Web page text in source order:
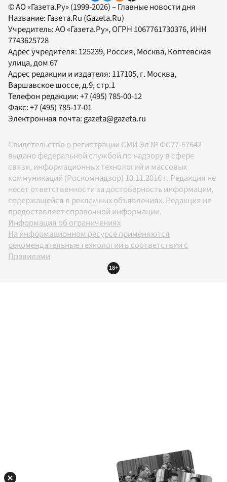
© АО «Газета.Ру» (1999-2026) – Главные новости дня
Название: Газета.Ru (Gazeta.Ru)
Учредитель:АО «Газета.Ру», ОГРН 1067761730376, ИНН
7743625728
Адрес учредителя: 125239, Россия, Москва, Коптевская
улица, дом 67
Адрес редакции и издателя: 117105, г. Москва,
Варшавское шоссе, д.9, стр.1
Телефон редакции:+7 (495) 785-00-12
Факс:+7 (495) 785-17-01
Электронная почта:gazeta@gazeta.ru
Свидетельство о регистрации СМИ Эл № ФС77-67642
выдано федеральной службой по надзору в сфере
связи, информационных технологий и массовых
коммуникаций (Роскомнадзор) 10.11.2016 г. Редакция не
несет ответственности за достоверность информации,
содержащейся в рекламных объявлениях. Редакция не
предоставляет справочной информации.
Информация об ограничениях
На информационном ресурсе применяются
рекомендательные технологии в соответствии с
Правилами
18+